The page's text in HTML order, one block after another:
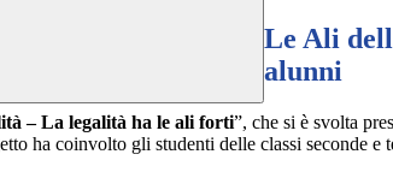
Le Ali
alunni
– La legalità ha le ali forti”, che si è svolta
ha coinvolto gli studenti delle classi seconde